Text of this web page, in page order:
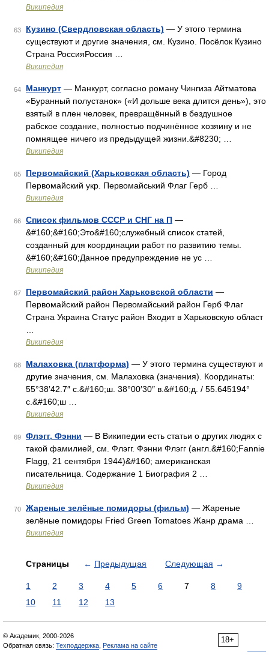
Википедия
63 Кузино (Свердловская область) — У этого термина
существуют и другие значения, см. Кузино. Посёлок Кузино
Страна РоссияРоссия …
Википедия
64 Манкурт — Манкурт, согласно роману Чингиза Айтматова
«Буранный полустанок» («И дольше века длится день»), это
взятый в плен человек, превращённый в бездушное
рабское создание, полностью подчинённое хозяину и не
помнящее ничего из предыдущей жизни.&#8230; …
Википедия
65 Первомайский (Харьковская область) — Город
Первомайский укр. Первомайський Флаг Герб …
Википедия
66 Список фильмов СССР и СНГ на П —
&#160;&#160;Это&#160;служебный список статей,
созданный для координации работ по развитию темы.
&#160;&#160;Данное предупреждение не ус …
Википедия
67 Первомайский район Харьковской области —
Первомайский район Первомайський район Герб Флаг
Страна Украина Статус район Входит в Харьковскую област
Википедия
68 Малаховка (платформа) — У этого термина существуют и
другие значения, см. Малаховка (значения). Координаты:
55°38′42.7″ с.&#160;ш. 38°00′30″ в.&#160;д. / 55.645194°
с.&#160;ш …
Википедия
69 Флэгг, Фэнни — В Википедии есть статьи о других людях с
такой фамилией, см. Флэгг. Фэнни Флэгг (англ.&#160;Fannie
Flagg, 21 сентября 1944)&#160; американская
писательница. Содержание 1 Биография 2 …
Википедия
70 Жареные зелёные помидоры (фильм) — Жареные
зелёные помидоры Fried Green Tomatoes Жанр драма …
Википедия
Страницы ← Предыдущая Следующая →
1 2 3 4 5 6 7 8
9
10
11 12 13
18+
© Академик, 2000-2026
Обратная связь: Техподдержка Реклама на сайте